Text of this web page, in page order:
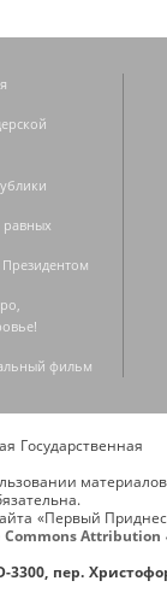
фильм
Государственная
«Первый
Commons Attribution
3300, пер.